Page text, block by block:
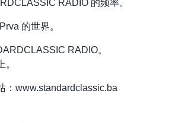
RADIO 的频率。
的世界。
RADIO。
：www.standardclassic.ba